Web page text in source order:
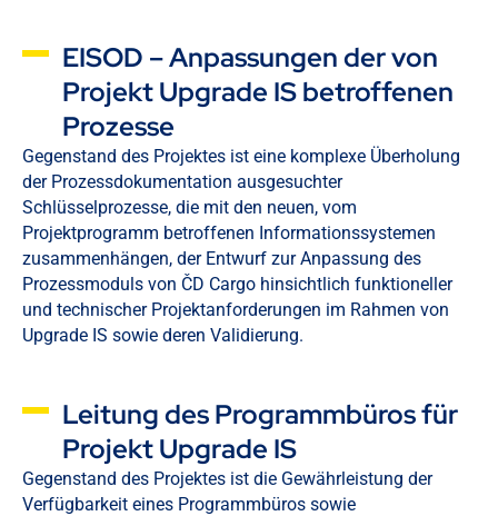
EISOD – Anpassungen der von
Projekt Upgrade IS betroffenen
Prozesse
Gegenstand des Projektes ist eine komplexe Überholung
der Prozessdokumentation ausgesuchter
Schlüsselprozesse, die mit den neuen, vom
Projektprogramm betroffenen Informationssystemen
zusammenhängen, der Entwurf zur Anpassung des
Prozessmoduls von ČD Cargo hinsichtlich funktioneller
und technischer Projektanforderungen im Rahmen von
Upgrade IS sowie deren Validierung.
Leitung des Programmbüros für
Projekt Upgrade IS
Gegenstand des Projektes ist die Gewährleistung der
Verfügbarkeit eines Programmbüros sowie